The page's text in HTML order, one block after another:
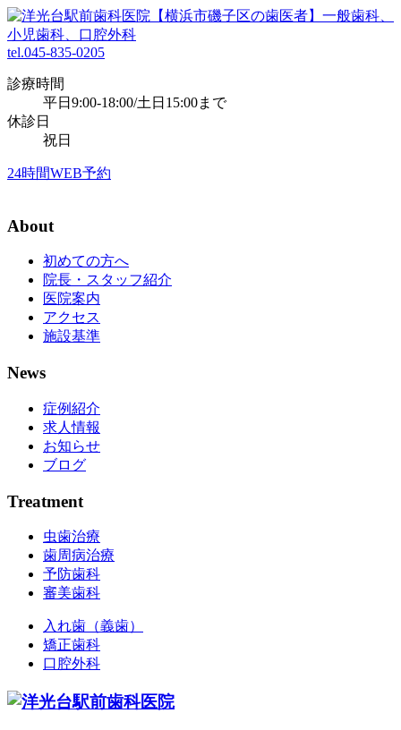
tel.045-835-0205
診療時間
平日9:00-18:00/土日15:00まで
休診日
祝日
24時間WEB予約
About
初めての方へ
院長・スタッフ紹介
医院案内
アクセス
施設基準
News
症例紹介
求人情報
お知らせ
ブログ
Treatment
虫歯治療
歯周病治療
予防歯科
審美歯科
入れ歯（義歯）
矯正歯科
口腔外科